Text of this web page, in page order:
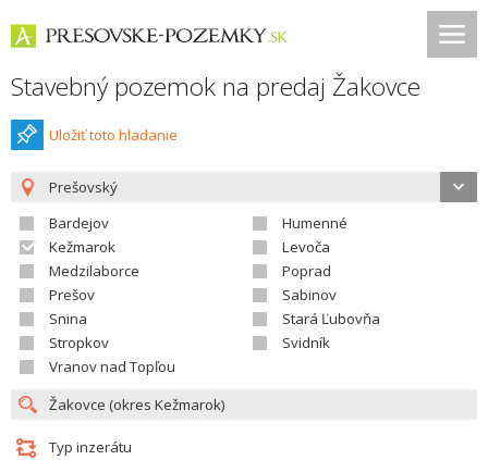
Stavebný pozemok na predaj Žakovce
Uložiť toto hladanie
Prešovský
Bardejov
Humenné
Kežmarok
Levoča
Medzilaborce
Poprad
Prešov
Sabinov
Snina
Stará Ľubovňa
Stropkov
Svidník
Vranov nad Topľou
Typ inzerátu